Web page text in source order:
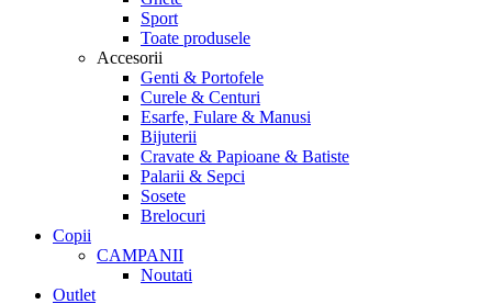
Sport
Toate produsele
Accesorii
Genti & Portofele
Curele & Centuri
Esarfe, Fulare & Manusi
Bijuterii
Cravate & Papioane & Batiste
Palarii & Sepci
Sosete
Brelocuri
Copii
CAMPANII
Noutati
Outlet